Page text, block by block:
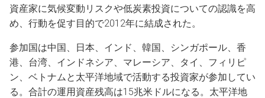
資産家に気候変動リスクや低炭素投資についての認識を高
め、行動を促す目的で2012年に結成された。
参加国は中国、日本、インド、韓国、シンガポール、香
港、台湾、インドネシア、マレーシア、タイ、フィリピ
ン、ベトナムと太平洋地域で活動する投資家が参加してい
る。合計の運用資産残高は15兆米ドルになる。太平洋地